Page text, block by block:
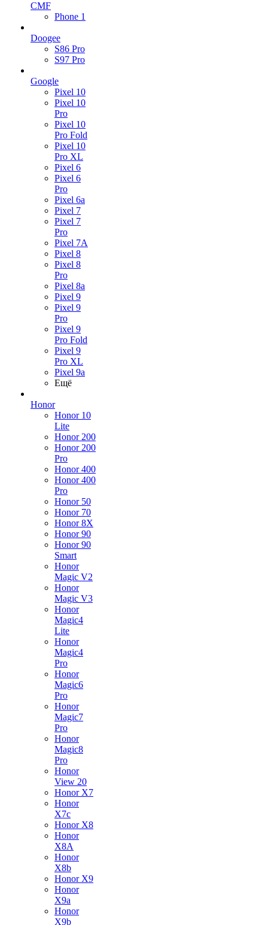
CMF
Phone 1
Doogee
S86 Pro
S97 Pro
Google
Pixel 10
Pixel 10
Pro
Pixel 10
Pro Fold
Pixel 10
Pro XL
Pixel 6
Pixel 6
Pro
Pixel 6a
Pixel 7
Pixel 7
Pro
Pixel 7A
Pixel 8
Pixel 8
Pro
Pixel 8a
Pixel 9
Pixel 9
Pro
Pixel 9
Pro Fold
Pixel 9
Pro XL
Pixel 9a
Ещё
Honor
Honor 10
Lite
Honor 200
Honor 200
Pro
Honor 400
Honor 400
Pro
Honor 50
Honor 70
Honor 8X
Honor 90
Honor 90
Smart
Honor
Magic V2
Honor
Magic V3
Honor
Magic4
Lite
Honor
Magic4
Pro
Honor
Magic6
Pro
Honor
Magic7
Pro
Honor
Magic8
Pro
Honor
View 20
Honor X7
Honor
X7c
Honor X8
Honor
X8A
Honor
X8b
Honor X9
Honor
X9a
Honor
X9b